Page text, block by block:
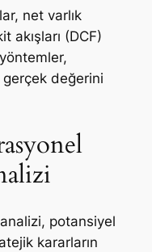
net varlık
akışları (DCF)
gerçek değerini
potansiyel
kararların